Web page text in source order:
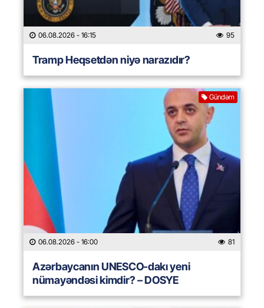
06.08.2026 - 16:15 95
Tramp Heqsetdən niyə narazıdır?
Gündəm
06.08.2026 - 16:00 81
Azərbaycanın UNESCO-dakı yeni
nümayəndəsi kimdir? – DOSYE